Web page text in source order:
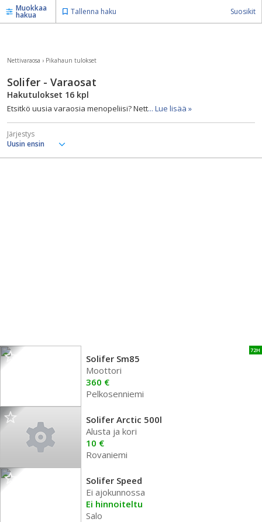
Muokkaa
hakua Tallenna haku Suosikit
Nettivaraosa › Pikahaun tulokset
Solifer - Varaosat
Hakutulokset 16 kpl
Etsitkö uusia varaosia menopeliisi? Nett... Lue lisää »
Järjestys
72H
Solifer Sm85
Moottori
360 €
Pelkosenniemi
Solifer Arctic 500l
Alusta ja kori
10 €
Rovaniemi
Solifer Speed
Ei ajokunnossa
Ei hinnoiteltu
Salo